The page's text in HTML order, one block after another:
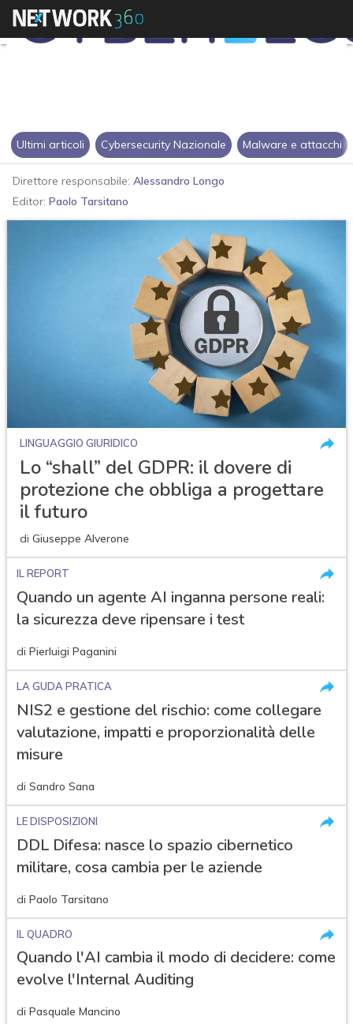
Ultimi articoli Cybersecurity Nazionale Malware e attacchi
Direttore responsabile: Alessandro Longo
Editor: Paolo Tarsitano
LINGUAGGIO GIURIDICO
Lo “shall” del GDPR: il dovere di
protezione che obbliga a progettare
il futuro
di Giuseppe Alverone
IL REPORT
Quando un agente AI inganna persone reali:
la sicurezza deve ripensare i test
di Pierluigi Paganini
LA GUDA PRATICA
NIS2 e gestione del rischio: come collegare
valutazione, impatti e proporzionalità delle
misure
di Sandro Sana
LE DISPOSIZIONI
DDL Difesa: nasce lo spazio cibernetico
militare, cosa cambia per le aziende
di Paolo Tarsitano
IL QUADRO
Quando l'AI cambia il modo di decidere: come
evolve l'Internal Auditing
di Pasquale Mancino